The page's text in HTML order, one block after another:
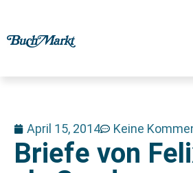
April 15, 2014 Keine
Briefe von